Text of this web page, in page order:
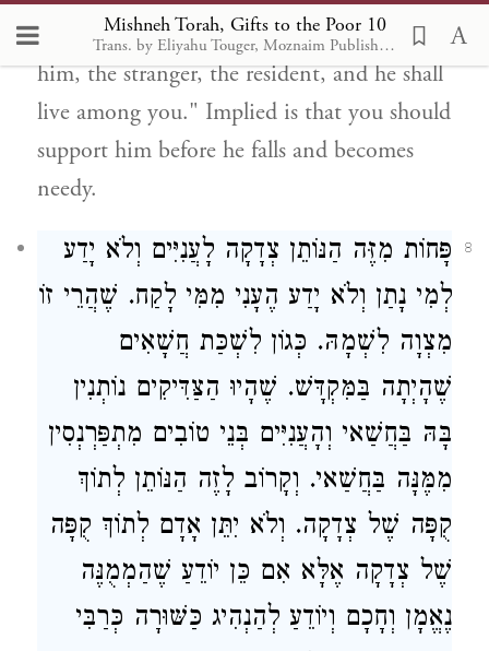
Mishneh Torah, Gifts to the Poor 10
Trans. by Eliyahu Touger, Moznaim Publishing
[
Leviticus 25:35] states: "You shall support
him, the stranger, the resident, and he shall
live among you." Implied is that you should
support him before he falls and becomes
needy.
8
פָּחוֹת מִזֶּה הַנּוֹתֵן צְדָקָה לָעֲנִיִּים וְלֹא יָדַע
לְמִי נָתַן וְלֹא יָדַע הֶעָנִי מִמִּי לָקַח. שֶׁהֲרֵי זוֹ
מִצְוָה לִשְׁמָהּ. כְּגוֹן לִשְׁכַּת חֲשָׁאִים
שֶׁהָיְתָה בַּמִּקְדָּשׁ. שֶׁהָיוּ הַצַּדִּיקִים נוֹתְנִין
בָּהּ בַּחֲשַׁאי וְהָעֲנִיִּים בְּנֵי טוֹבִים מִתְפַּרְנְסִין
מִמֶּנָּה בַּחֲשַׁאי. וְקָרוֹב לָזֶה הַנּוֹתֵן לְתוֹךְ
קֻפָּה שֶׁל צְדָקָה. וְלֹא יִתֵּן אָדָם לְתוֹךְ קֻפָּה
שֶׁל צְדָקָה אֶלָּא אִם כֵּן יוֹדֵעַ שֶׁהַמְמֻנֶּה
נֶאֱמָן וְחָכָם וְיוֹדֵעַ לְהַנְהִיג כַּשּׁוּרָה כְּרַבִּי